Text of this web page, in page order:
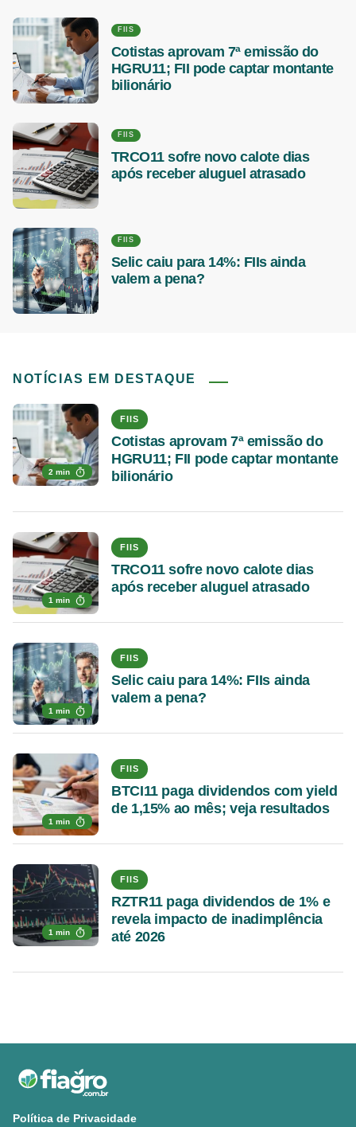
FIIS
Cotistas aprovam 7ª emissão do
HGRU11; FII pode captar montante
bilionário
FIIS
TRCO11 sofre novo calote dias
após receber aluguel atrasado
FIIS
Selic caiu para 14%: FIIs ainda
valem a pena?
NOTÍCIAS EM DESTAQUE
2 min
FIIS
Cotistas aprovam 7ª emissão do
HGRU11; FII pode captar montante
bilionário
1 min
FIIS
TRCO11 sofre novo calote dias
após receber aluguel atrasado
1 min
FIIS
Selic caiu para 14%: FIIs ainda
valem a pena?
1 min
FIIS
BTCI11 paga dividendos com yield
de 1,15% ao mês; veja resultados
1 min
FIIS
RZTR11 paga dividendos de 1% e
revela impacto de inadimplência
até 2026
Política de Privacidade